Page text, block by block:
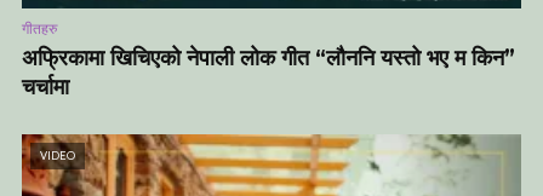
गीतहरु
अफ्रिकामा खिचिएको नेपाली लोक गीत “लौननि यस्तो भए म किन”
चर्चामा
VIDEO